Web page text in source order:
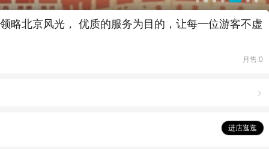
略北京风光， 优质的服务为目的，让每一位游客不虚
月售:0

进店逛逛